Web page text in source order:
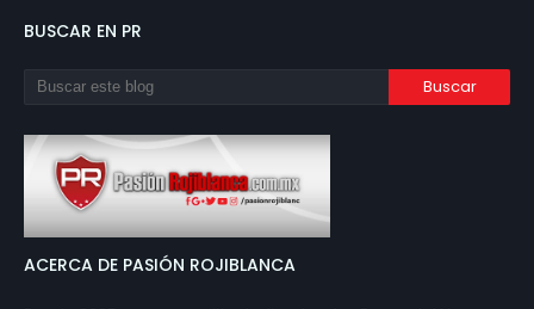
BUSCAR EN PR
ACERCA DE PASIÓN ROJIBLANCA